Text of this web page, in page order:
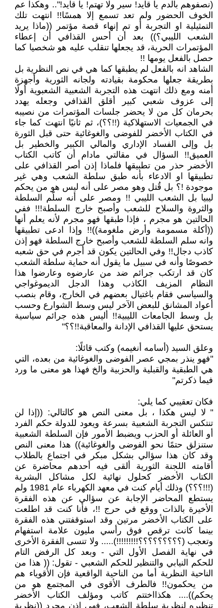
(نصفوهم بالدم يا قايد! سير ولا تهتم! يا قايد!".. وهكذا عم
الخوف الحضور ولم تعد تسمع إلا همسًا!! انتهت تلك
التمثيلية او التجربة أو تم إنهاء قصة مؤتمر ((ماذا يريد
الشعب الليبي؟)) بعد أن أحس القذافي أن إعطاء
المؤتمرات الحرية، قد يجعلها تنقلب عليه هو شخصيا كما
حصل بالفعل يومها !!
الشاهد انه بالفعل لم يطبقها كما هي في نص النظرية بل
بطريقة جعلها محكومة بقيادته ولجانه الثورية وأجهزة
أمنه ومع ذلك انتهت هذه التجربة الشعبية الشعبوية أولًا
إلى عزوف شعبي كبير أقلق القذافي وجعله يهدد
بحرمان كل من لا يحضر جلسات المؤتمرات من نصيبه
في الجمعيات الاستهلاكية (!!؟؟)، ثم ثانيًا انتهت كما جاء
في الكتاب الأخضر للفوضى والغوغائية حتى قبل الثورة
بل وإلى الفساد الإداري والمالي الكبير والخطير بل
العميق!! السؤال في مقالتي مادام أن كاتب الكتاب
الأخضر حذر من تطبيقها فلماذا إذن أصر القذافي على
تطبيقها او الادعاء بأنه طبق سلطة الشعب وهي غير
موجودة !؟ بل قُتل وهو مصر على أنه ليس هو من يحكم
ليبيا بل الشعب الليبي !! ومصر على أنه سلّم السلطة
والثروة والسلاح للشعب وأصبح خارج السلطة!!! ففي
الحالتين هو مجرم ، فإذا طبقها فهو مجرم لأنه يعلم أنها
((أكلة مسمومة وأرض ملغومة))!! وإذا ادعى تطبيقها
وانه سلم السلطة للشعب وأصبح خارج السلطة فهو إذن
كاذب دجال!! وفي الحالتين يكون قد أجرم في حق شعبه
خصوصًا وأنه في سبيل ما يقول أنه حماية سلطة الشعب
كان قد ارتكب جرائم ضد من عارضوه وعارضوا هذا
النظام المزيف الكاذب وهذا الدجل الديموغواجي
والسياسي فقام باغتيال بعضهم في الخارج، وقام بنصب
أعواد المشانق للبعض الآخر ليس وسط الشوارع وحسب
بل وسط الجامعات الليبية!! أليس هذه جرائم سياسية
يستحق عليها القذافي الإدانة والمعاقبة!!؟؟"
وعلق السيد (أسامه أنغيمه) وكتب قائلًا:
"فهو ينذر بمجي عصر الفوضى والغوغائية من بعده، التي
هي الطبقية والقبلية والحزبية والخ فهذا هو معنى ما ورد
فيما ذكرتم"
فكان تعقيبي كما يلي:
" لا ليس هكذا ، بل معنى النص هو كالتالي: ((إذا لن
تنتكس التجربة الشعبية بسرعة ويعود للدولة حكم الفرد
أو العائلة أو الحزب ويضبط الأمور فإن السلطة الشعبية
ستنزلق حتمًا نحو الفوضى والغوغائية)) هذا معنى النص
وقد كان هذا سؤالي بشكل مبكر في اجتماع بالطلاب
أقامته اللجنة الثورية ألقى فيه أحدهم محاضرة عن
الكتاب الأخضر كحلول نهائية لكل مشاكل البشرية
(!!!؟؟؟) وذلك أيام كنت في معهد الكهرباء عام 1981 ولم
يستطع المحاضر الإجابة عن سؤالي عن هذه الفقرة
الأخيرة بالذات ووقع في حرج !!، فأنا كنت قد اطلعت
على الكتاب الأخضر مرتين وقد استوقفتني هذه الفقرة
بينما كانت ترقص فوق رأسي مليون علامة استفهام
وتعجب (؟؟؟؟؟؟؟؟؟!!!!!!!!!)..... ولا تنسى الفقرة الأخرى
في نهاية الفصل الأول التي - وبعد كل الرفض التام
للحكم النيابي والتنظير للحكم الشعبي - تقول: (( هذا من
الناحية النظرية أما من الناحية الواقعية فإن الأقوياء هم
من يحكمون!! فالطرف الأقوى في المجتمع هو من
يحكم)).... هكذااختتم كاتب ومؤلف الكتاب الأخضر
تنظيره لنظرية سلطة الشعب، فهي إذن مجرد ((نظرية